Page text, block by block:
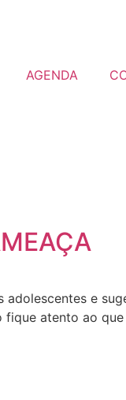
AGENDA
e
atento ao